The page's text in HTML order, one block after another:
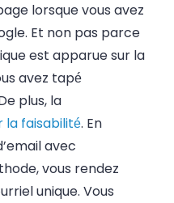
lorsque vous avez
Et non pas parce
est apparue sur la
avez tapé
plus, la
la faisabilité. En
avec
vous rendez
unique. Vous